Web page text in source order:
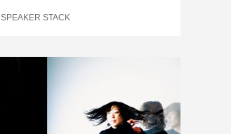
SPEAKER STACK